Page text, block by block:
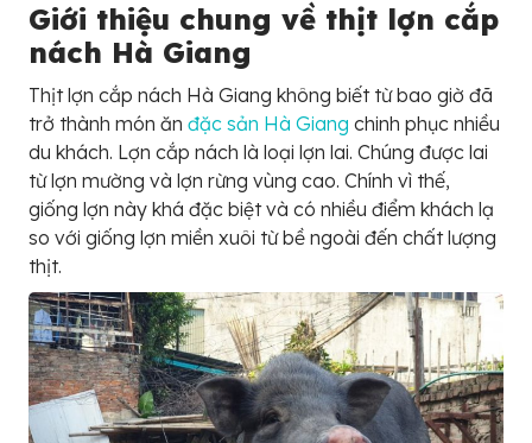
Giới thiệu chung về thịt lợn cắp
nách Hà Giang
Thịt lợn cắp nách Hà Giang không biết từ bao giờ đã
trở thành món ăn đặc sản Hà Giang chinh phục nhiều
du khách. Lợn cắp nách là loại lợn lai. Chúng được lai
từ lợn mường và lợn rừng vùng cao. Chính vì thế,
giống lợn này khá đặc biệt và có nhiều điểm khách lạ
so với giống lợn miền xuôi từ bề ngoài đến chất lượng
thịt.